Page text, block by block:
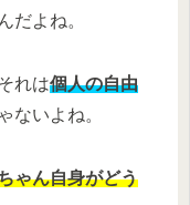
だよね。
れは個人の自由
ないよね。
ゃん自身がどう